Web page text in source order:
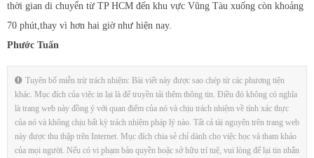
thời gian di chuyển từ TP HCM đến khu vực Vũng Tàu xuống còn khoảng
70 phút,thay vì hơn hai giờ như hiện nay.
Phước Tuấn
Tuyên bố miễn trừ trách nhiệm: Bài viết này được sao chép từ các phương tiện
khác. Mục đích của việc in lại là để truyền tải thêm thông tin. Điều đó không có nghĩa
là trang web này đồng ý với quan điểm của nó và chịu trách nhiệm về tính xác thực
của nó và không chịu bất kỳ trách nhiệm pháp lý nào. Tất cả tài nguyên trên trang web
này được thu thập trên Internet. Mục đích chia sẻ chỉ dành cho việc học và tham khảo
của mọi người. Nếu có vi phạm bản quyền hoặc sở hữu trí tuệ, vui lòng để lại tin nhắn